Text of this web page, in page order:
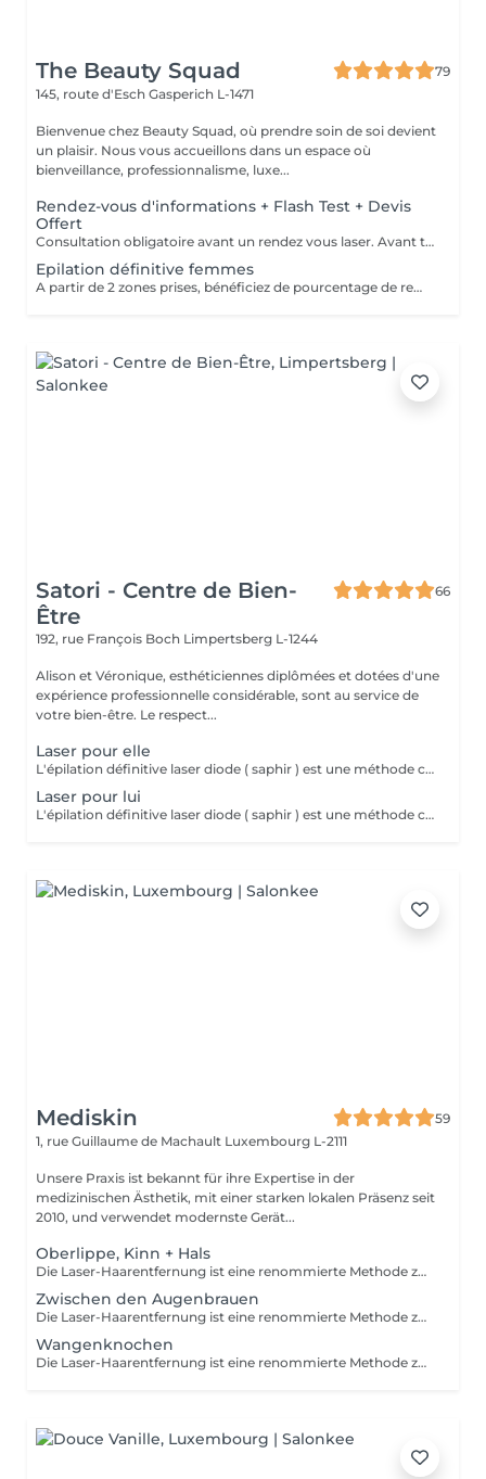
The Beauty Squad
79
145, route d'Esch Gasperich L-1471
Bienvenue chez Beauty Squad, où prendre soin de soi devient
un plaisir. Nous vous accueillons dans un espace où
bienveillance, professionnalisme, luxe...
Rendez-vous d'informations + Flash Test + Devis
Offert
Consultation obligatoire avant un rendez vous laser. Avant tout traitement, nous vous proposons gratuitement un rendez-vous d'information afin de vous apporter toutes les explications utiles et évaluer vos besoins spécifiques. Un flash test est effectué et un devis personnalisé vous est proposé.
Epilation définitive femmes
A partir de 2 zones prises, bénéficiez de pourcentage de remises. Plus d'informations durant votre rendez-vous d'information
Satori - Centre de Bien-
Être
66
192, rue François Boch Limpertsberg L-1244
Alison et Véronique, esthéticiennes diplômées et dotées d'une
expérience professionnelle considérable, sont au service de
votre bien-être. Le respect...
Laser pour elle
L'épilation définitive laser diode ( saphir ) est une méthode couramment utilisée pour éliminer le poil de façon durable et permanente. Ce traitement utilise 2 faisceaux de lumière permettant de cibler la mélanine présente dans le poil et de détruire le follicule pileux. Le laser diode est connu pour sa précision, sa rapidité et son confort , grâce au système de refroidissement de la peau. Nous pouvons traiter des zones du visage et du corps. Pour toute prise de rendez-vous , merci de nous contacter préalablement par téléphone. 10% de remise sur forfait de 5 séances.
Laser pour lui
L'épilation définitive laser diode ( saphir ) est une méthode couramment utilisée pour éliminer le poil de façon durable et permanente. Ce traitement utilise 2 faisceaux de lumière permettant de cibler la mélanine présente dans le poil et de détruire le follicule pileux. Le laser diode est connu pour sa précision, sa rapidité et son confort , grâce au système de refroidissement de la peau. Nous pouvons traiter des zones du visage et du corps. Pour toute prise de rendez-vous , merci de nous contacter préalablement par téléphone. 10% de remise sur forfait de 5 séances.
Mediskin
59
1, rue Guillaume de Machault Luxembourg L-2111
Unsere Praxis ist bekannt für ihre Expertise in der
medizinischen Ästhetik, mit einer starken lokalen Präsenz seit
2010, und verwendet modernste Gerät...
Oberlippe, Kinn + Hals
Die Laser-Haarentfernung ist eine renommierte Methode zur dauerhaften Entfernung unerwünschter Haare. In der Mediskin-Klinik stehen je nach Ihrem Fototyp drei Arten von Geräten zur Verfügung: Alexandrit, Nd-Yag und Diode. Während Ihrer ersten Sitzung führen wir eine Bewertung durch, um Ihre Ziele basierend auf Ihrem Haut- und Haartyp festzulegen.
Zwischen den Augenbrauen
Die Laser-Haarentfernung ist eine renommierte Methode zur dauerhaften Entfernung unerwünschter Haare. In der Mediskin-Klinik stehen je nach Ihrem Fototyp drei Arten von Geräten zur Verfügung: Alexandrit, Nd-Yag und Diode. Während Ihrer ersten Sitzung führen wir eine Bewertung durch, um Ihre Ziele basierend auf Ihrem Haut- und Haartyp festzulegen.
Wangenknochen
Die Laser-Haarentfernung ist eine renommierte Methode zur dauerhaften Entfernung unerwünschter Haare. In der Mediskin-Klinik stehen je nach Ihrem Fototyp drei Arten von Geräten zur Verfügung: Alexandrit, Nd-Yag und Diode. Während Ihrer ersten Sitzung führen wir eine Bewertung durch, um Ihre Ziele basierend auf Ihrem Haut- und Haartyp festzulegen.